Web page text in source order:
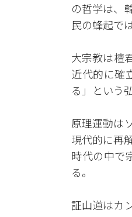
の哲学は、
民の蜂起で
大宗教は檀
近代的に確
る」という
原理運動は
現代的に再
時代の中で
る。
証山道はカ